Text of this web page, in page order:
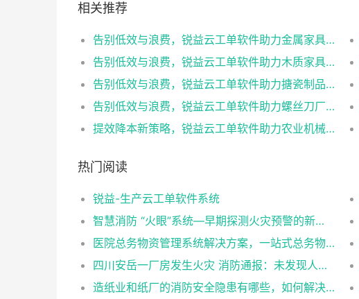
相关推荐
告别低效与浪费，锐益云工单软件助力金属家具制造厂迈向行业先锋
告别低效与浪费，锐益云工单软件助力木质家具制造厂迈向行业先锋
告别低效与浪费，锐益云工单软件助力搪瓷制品厂迈向行业先锋
告别低效与浪费，锐益云工单软件助力螺丝刀厂迈向行业先锋
提效降本新策略，锐益云工单软件助力农业机械厂领跑行业
热门阅读
锐益-生产云工单软件系统
智慧消防 “火眼”系统—早期探测火灾预警的新利器
医院总务物资管理系统解决方案，一站式总务物资管理神器！
四川安岳一厂房发生火灾 消防通报：未发现人员伤亡（火眼可视图像早期火灾报警系统）
造纸业和纸厂的消防安全隐患有哪些，如何解决（火眼可视图像早期火灾报警系统解决造纸业和纸厂的消防隐患）